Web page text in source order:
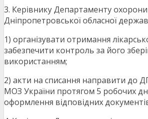
3. Керівнику Департаменту охорони
Дніпропетровської обласної
1) організувати отримання
забезпечити контроль за його
використанням;
2) акти на списання направити до
МОЗ України протягом 5 робочих
оформлення відповідних